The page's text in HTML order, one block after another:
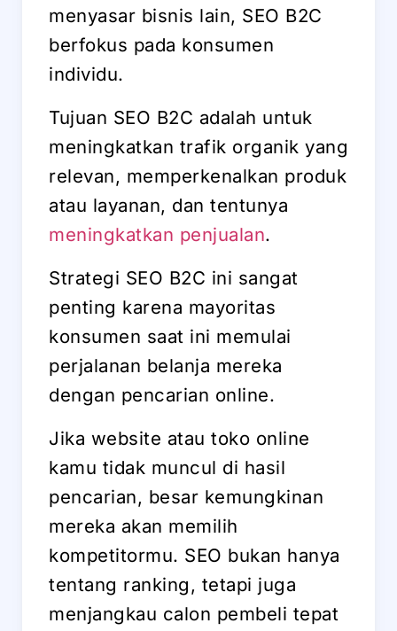
menyasar bisnis lain, SEO B2C
berfokus pada konsumen
individu.
Tujuan SEO B2C adalah untuk
meningkatkan trafik organik yang
relevan, memperkenalkan produk
atau layanan, dan tentunya
meningkatkan penjualan.
Strategi SEO B2C ini sangat
penting karena mayoritas
konsumen saat ini memulai
perjalanan belanja mereka
dengan pencarian online.
Jika website atau toko online
kamu tidak muncul di hasil
pencarian, besar kemungkinan
mereka akan memilih
kompetitormu. SEO bukan hanya
tentang ranking, tetapi juga
menjangkau calon pembeli tepat